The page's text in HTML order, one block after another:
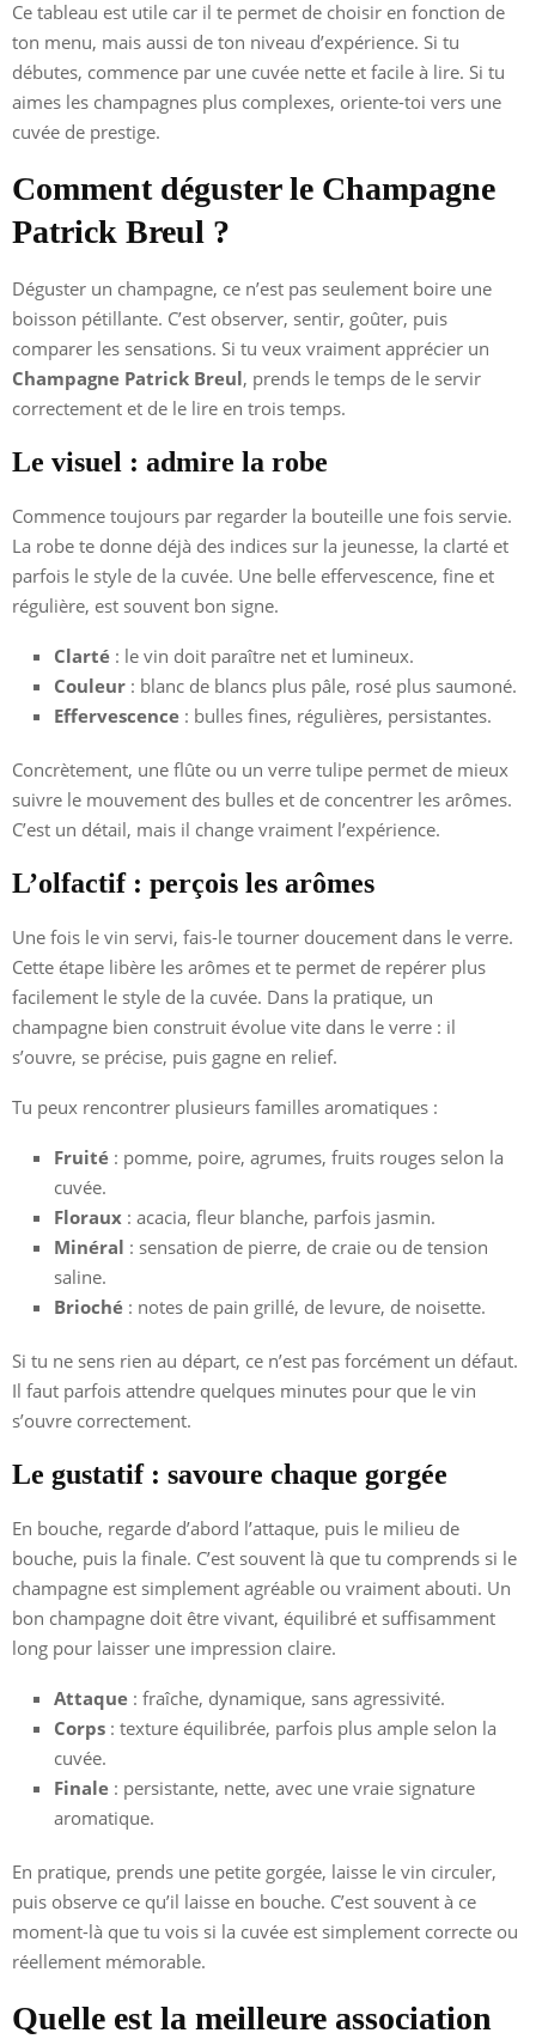
Ce tableau est utile car il te permet de choisir en fonction de
ton menu, mais aussi de ton niveau d’expérience. Si tu
débutes, commence par une cuvée nette et facile à lire. Si tu
aimes les champagnes plus complexes, oriente-toi vers une
cuvée de prestige.
Comment déguster le Champagne
Patrick Breul ?
Déguster un champagne, ce n’est pas seulement boire une
boisson pétillante. C’est observer, sentir, goûter, puis
comparer les sensations. Si tu veux vraiment apprécier un
Champagne Patrick Breul, prends le temps de le servir
correctement et de le lire en trois temps.
Le visuel : admire la robe
Commence toujours par regarder la bouteille une fois servie.
La robe te donne déjà des indices sur la jeunesse, la clarté et
parfois le style de la cuvée. Une belle effervescence, fine et
régulière, est souvent bon signe.
Clarté : le vin doit paraître net et lumineux.
Couleur : blanc de blancs plus pâle, rosé plus saumoné.
Effervescence : bulles fines, régulières, persistantes.
Concrètement, une flûte ou un verre tulipe permet de mieux
suivre le mouvement des bulles et de concentrer les arômes.
C’est un détail, mais il change vraiment l’expérience.
L’olfactif : perçois les arômes
Une fois le vin servi, fais-le tourner doucement dans le verre.
Cette étape libère les arômes et te permet de repérer plus
facilement le style de la cuvée. Dans la pratique, un
champagne bien construit évolue vite dans le verre : il
s’ouvre, se précise, puis gagne en relief.
Tu peux rencontrer plusieurs familles aromatiques :
Fruité : pomme, poire, agrumes, fruits rouges selon la
cuvée.
Floraux : acacia, fleur blanche, parfois jasmin.
Minéral : sensation de pierre, de craie ou de tension
saline.
Brioché : notes de pain grillé, de levure, de noisette.
Si tu ne sens rien au départ, ce n’est pas forcément un défaut.
Il faut parfois attendre quelques minutes pour que le vin
s’ouvre correctement.
Le gustatif : savoure chaque gorgée
En bouche, regarde d’abord l’attaque, puis le milieu de
bouche, puis la finale. C’est souvent là que tu comprends si le
champagne est simplement agréable ou vraiment abouti. Un
bon champagne doit être vivant, équilibré et suffisamment
long pour laisser une impression claire.
Attaque : fraîche, dynamique, sans agressivité.
Corps : texture équilibrée, parfois plus ample selon la
cuvée.
Finale : persistante, nette, avec une vraie signature
aromatique.
En pratique, prends une petite gorgée, laisse le vin circuler,
puis observe ce qu’il laisse en bouche. C’est souvent à ce
moment-là que tu vois si la cuvée est simplement correcte ou
réellement mémorable.
Quelle est la meilleure association